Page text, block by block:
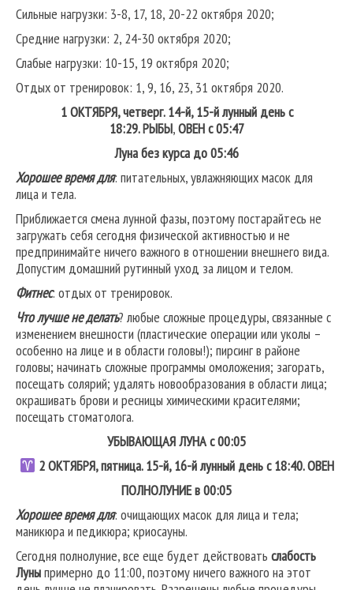
Сильные нагрузки: 3-8, 17, 18, 20-22 октября 2020;
Средние нагрузки: 2, 24-30 октября 2020;
Слабые нагрузки: 10-15, 19 октября 2020;
Отдых от тренировок: 1, 9, 16, 23, 31 октября 2020.
1ОКТЯБРЯ, четверг. 14-й, 15-й лунный день с
18:29.РЫБЫ,ОВЕНс 05:47
Луна без курса до 05:46
Хорошее время для: питательных, увлажняющих масок для
лица и тела.
Приближается смена лунной фазы, поэтому постарайтесь не
загружать себя сегодня физической активностью и не
предпринимайте ничего важного в отношении внешнего вида.
Допустим домашний рутинный уход за лицом и телом.
Фитнес: отдых от тренировок.
Что лучше не делать? любые сложные процедуры, связанные с
изменением внешности (пластические операции или уколы –
особенно на лице и в области головы!); пирсинг в районе
головы; начинать сложные программы омоложения; загорать,
посещать солярий; удалять новообразования в области лица;
окрашивать брови и ресницы химическими красителями;
посещать стоматолога.
УБЫВАЮЩАЯ ЛУНА с 00:05
2ОКТЯБРЯ, пятница. 15-й, 16-й лунный день с 18:40.ОВЕН
ПОЛНОЛУНИЕ в 00:05
Хорошее время для: очищающих масок для лица и тела;
маникюра и педикюра; криосауны.
Сегодня полнолуние, все еще будет действовать слабость
Луныпримерно до 11:00, поэтому ничего важного на этот